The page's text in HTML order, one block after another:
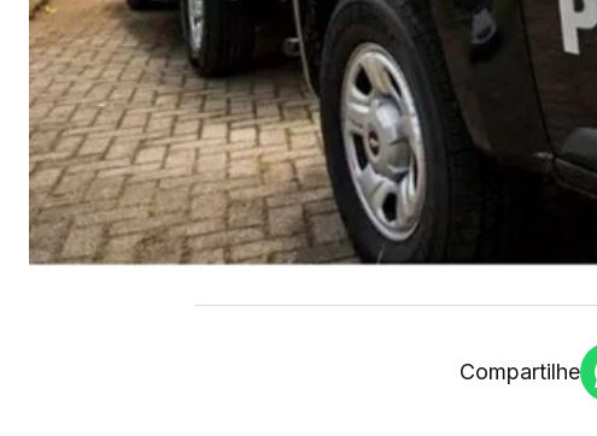
Compartilhe